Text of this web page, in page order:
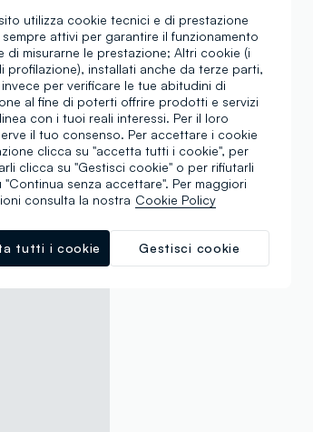
utilizza cookie tecnici e di prestazione
sempre attivi per garantire il funzionamento
di misurarne le prestazione; Altri cookie (i
profilazione), installati anche da terze parti,
per verificare le tue abitudini di
al fine di poterti offrire prodotti e servizi
con i tuoi reali interessi. Per il loro
il tuo consenso. Per accettare i cookie
clicca su "accetta tutti i cookie", per
clicca su "Gestisci cookie" o per rifiutarli
"Continua senza accettare". Per maggiori
consulta la nostra Cookie Policy
Gestisci cookie
tutti i cookie